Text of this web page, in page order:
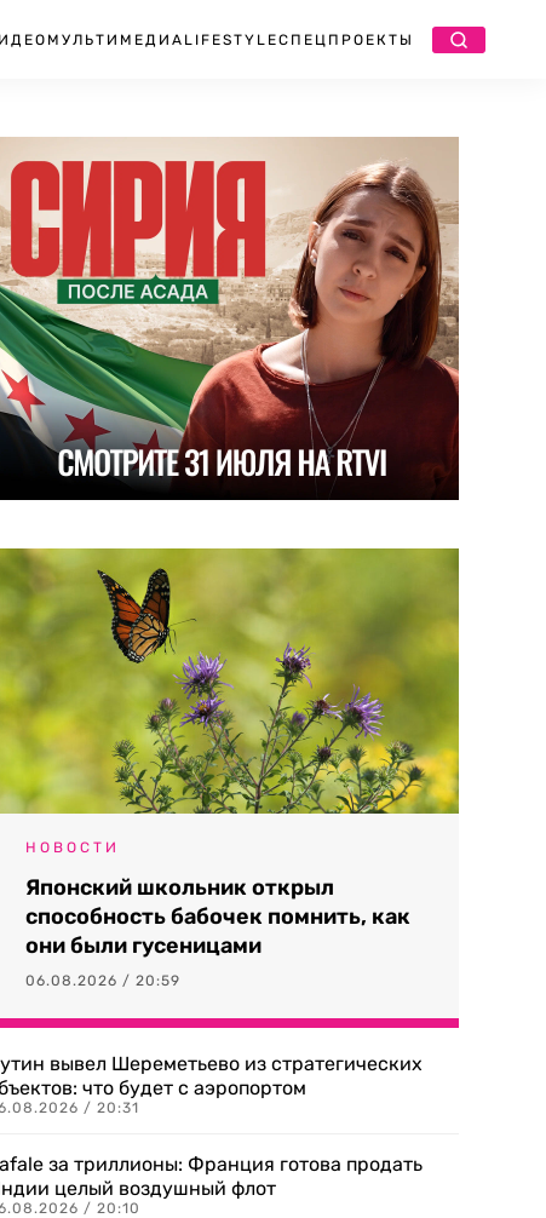
МУЛЬТИМЕДИА LIFESTYLEСПЕЦПРОЕКТЫ
НОВОСТИ
Японский школьник открыл
способность бабочек помнить, как
они были гусеницами
06.08.2026 / 20:59
вывел Шереметьево из стратегических
что будет с аэропортом
/ 20:31
за триллионы: Франция готова продать
целый воздушный флот
/ 20:10